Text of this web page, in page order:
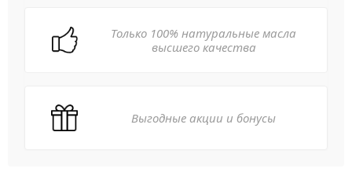
Только 100% натуральные масла
высшего качества
Выгодные акции и бонусы